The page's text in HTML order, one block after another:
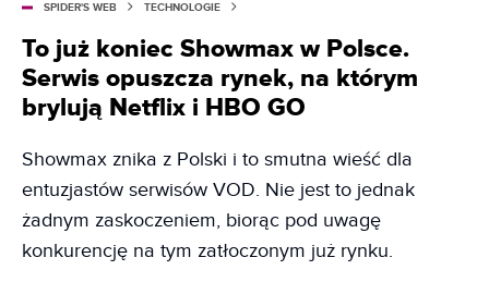
SPIDER'S WEB TECHNOLOGIE
To już koniec Showmax w Polsce.
Serwis opuszcza rynek, na którym
brylują Netflix i HBO GO
Showmax znika z Polski i to smutna wieść dla
entuzjastów serwisów VOD. Nie jest to jednak
żadnym zaskoczeniem, biorąc pod uwagę
konkurencję na tym zatłoczonym już rynku.